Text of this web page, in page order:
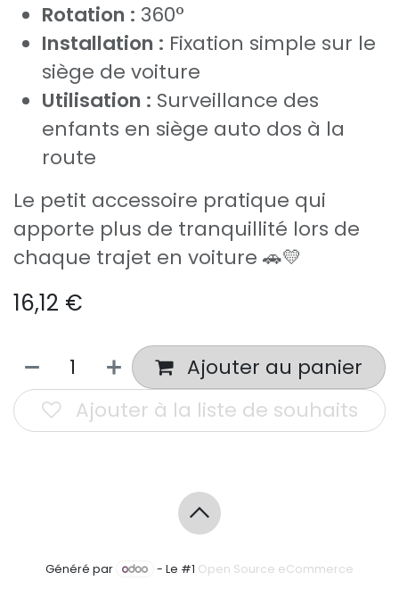
Rotation : 360°
Installation : Fixation simple sur le
siège de voiture
Utilisation : Surveillance des
enfants en siège auto dos à la
route
Le petit accessoire pratique qui
apporte plus de tranquillité lors de
chaque trajet en voiture 🚗💛
16,12 €
Ajouter au panier
Ajouter à la liste de souhaits
Généré par - Le #1 Open Source eCommerce